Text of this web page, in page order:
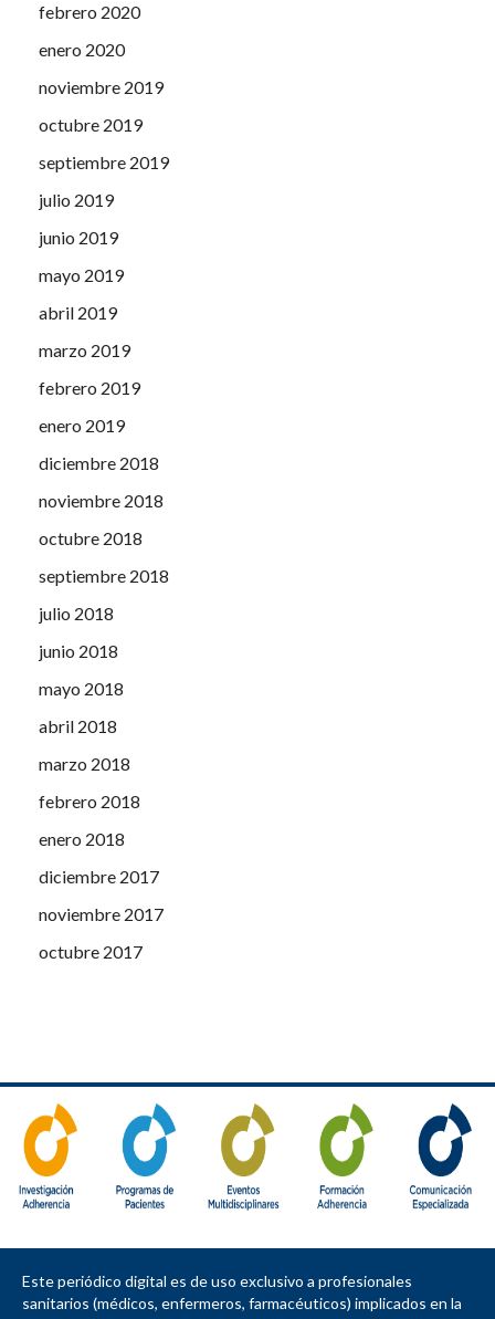
febrero 2020
enero 2020
noviembre 2019
octubre 2019
septiembre 2019
julio 2019
junio 2019
mayo 2019
abril 2019
marzo 2019
febrero 2019
enero 2019
diciembre 2018
noviembre 2018
octubre 2018
septiembre 2018
julio 2018
junio 2018
mayo 2018
abril 2018
marzo 2018
febrero 2018
enero 2018
diciembre 2017
noviembre 2017
octubre 2017
Este periódico digital es de uso exclusivo a profesionales
sanitarios (médicos, enfermeros, farmacéuticos) implicados en la